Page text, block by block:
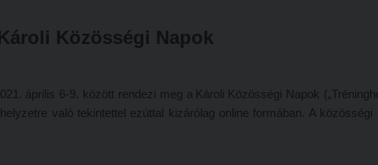
Közösségi Napok
április 6-9. között rendezi meg a Károli Közösségi Napok
való tekintettel ezúttal kizárólag online formában. A közösségi